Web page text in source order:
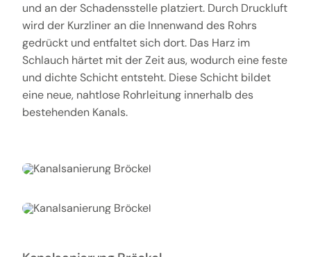
und an der Schadensstelle platziert. Durch Druckluft
wird der Kurzliner an die Innenwand des Rohrs
gedrückt und entfaltet sich dort. Das Harz im
Schlauch härtet mit der Zeit aus, wodurch eine feste
und dichte Schicht entsteht. Diese Schicht bildet
eine neue, nahtlose Rohrleitung innerhalb des
bestehenden Kanals.